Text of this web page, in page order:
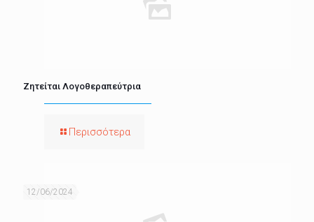
Ζητείται Λογοθεραπεύτρια
Περισσότερα
12/06/2024